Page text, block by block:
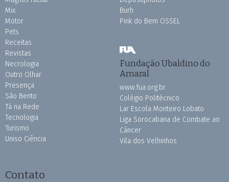
Mix
Motor
Pets
Receitas
Revistas
Necrologia
Outro Olhar
Presença
São Bento
Tá na Rede
Tecnologia
Turismo
Uniso Ciência
Burh
Pink do Bem OSSEL
Fundação Ubaldino do
Amaral
www.fua.org.br
Colégio Politécnico
Lar Escola Monteiro Lobato
Liga Sorocabana de Combate ao
Câncer
Vila dos Velhinhos
Contato